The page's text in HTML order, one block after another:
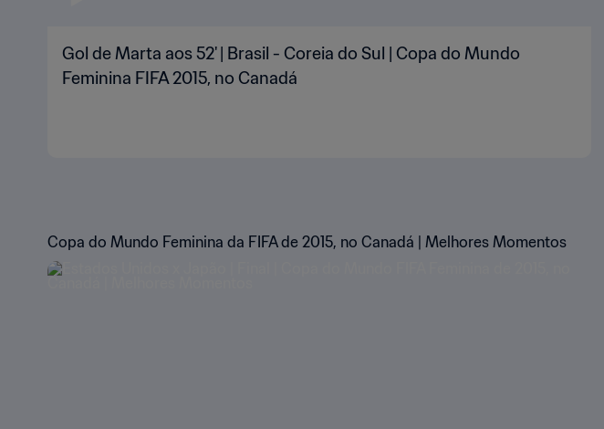
Gol de Marta aos 52' | Brasil - Coreia do Sul | Copa do Mundo
Feminina FIFA 2015, no Canadá
Copa do Mundo Feminina da FIFA de 2015, no Canadá | Melhores Momentos